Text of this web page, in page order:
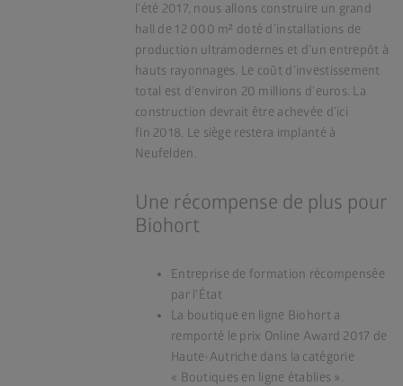
l’été 2017, nous allons construire un grand
hall de 12 000 m² doté d’installations de
production ultramodernes et d’un entrepôt à
hauts rayonnages. Le coût d’investissement
total est d’environ 20 millions d’euros. La
construction devrait être achevée d’ici
fin 2018. Le siège restera implanté à
Neufelden.
Une récompense de plus pour
Biohort
Entreprise de formation récompensée
par l’État
La boutique en ligne Biohort a
remporté le prix Online Award 2017 de
Haute-Autriche dans la catégorie
« Boutiques en ligne établies ».